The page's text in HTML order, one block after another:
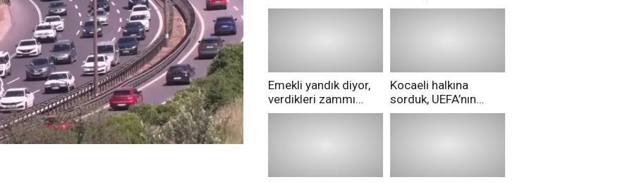
göle döndü!
Emekli yandık diyor,
verdikleri zammı
pazarda geri aldılar!
Kocaeli halkına
sorduk, UEFA’nın
Merih Demiral kararı